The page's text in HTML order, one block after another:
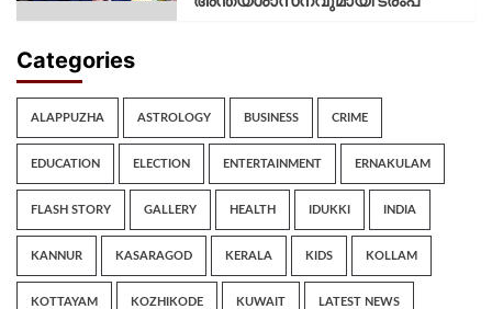
Categories
ALAPPUZHA ASTROLOGY BUSINESS CRIME
EDUCATION ELECTION ENTERTAINMENT ERNAKULAM
FLASH STORY GALLERY HEALTH IDUKKI INDIA
KANNUR KASARAGOD KERALA KIDS KOLLAM
KOTTAYAM KOZHIKODE KUWAIT LATEST NEWS